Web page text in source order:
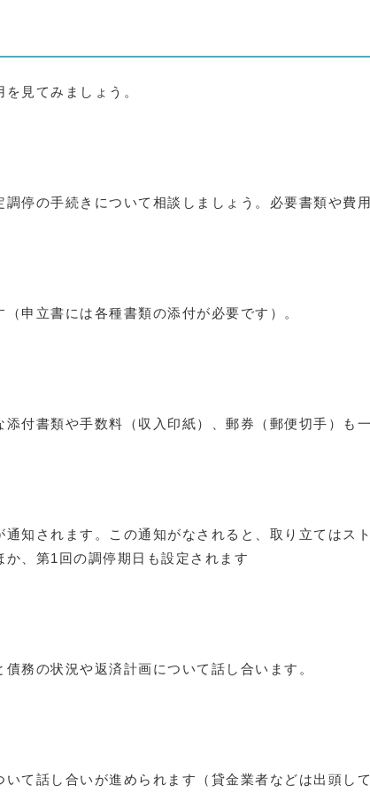
見てみましょう。
停の手続きについて相談しましょう。必要書類や費
申立書には各種書類の添付が必要です）。
付書類や手数料（収入印紙）、郵券（郵便切手）も
知されます。この通知がなされると、取り立てはス
、第1回の調停期日も設定されます
務の状況や返済計画について話し合います。
て話し合いが進められます（貸金業者などは出頭し